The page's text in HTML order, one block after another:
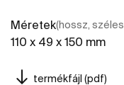
Méretek(hossz,
110 x 49 x 150 mm
termékfájl (pdf)